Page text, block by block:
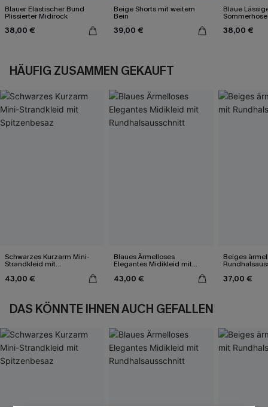
Blauer Elastischer Bund
Plissierter Midirock
38,00 €
Beige Shorts mit weitem
Bein
39,00 €
Blaue
38,00 €
HÄUFIG ZUSAMMEN GEKAUFT
Schwarzes Kurzarm Mini-
Strandkleid mit
43,00 €
Blaues Ärmelloses
Elegantes Midikleid mit
43,00 €
Beiges
37,00 €
DAS KÖNNTE IHNEN AUCH GEFALLEN